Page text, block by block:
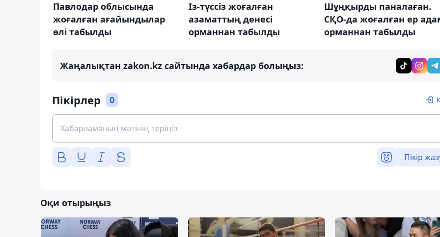
Павлодар облысында
жоғалған ағайындылар
өлі табылды
Із-түссіз жоғалған
азаматтың денесі
орманнан табылды
Шұңқырды паналаған.
СҚО-да жоғалған ер
орманнан табылды
Жаңалықтан zakon.kz сайтында хабардар болыңыз:
Пікірлер 0
Пікір
Оқи отырыңыз